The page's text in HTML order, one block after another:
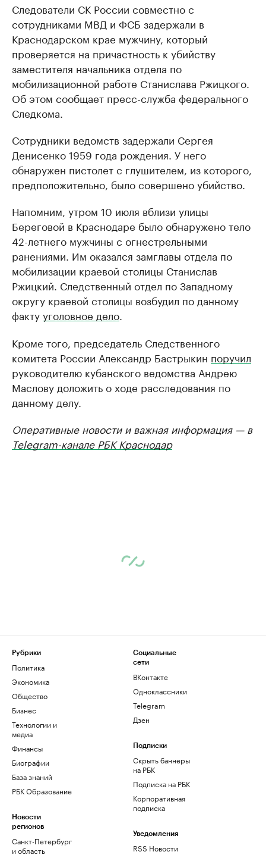
Следователи СК России совместно с
сотрудниками МВД и ФСБ задержали в
Краснодарском крае мужчину, который
проверяется на причастность к убийству
заместителя начальника отдела по
мобилизационной работе Станислава Ржицкого.
Об этом сообщает пресс-служба федерального
Следкома.
Сотрудники ведомств задержали Сергея
Денисенко 1959 года рождения. У него
обнаружен пистолет с глушителем, из которого,
предположительно, было совершено убийство.
Напомним, утром 10 июля вблизи улицы
Береговой в Краснодаре было обнаружено тело
42-летнего мужчины с огнестрельными
ранениями. Им оказался замглавы отдела по
мобилизации краевой столицы Станислав
Ржицкий. Следственный отдел по Западному
округу краевой столицы возбудил по данному
фактууголовное дело
Кроме того, председатель Следственного
комитета России Александр Бастрыкин поручил
руководителю кубанского ведомства Андрею
Маслову доложить о ходе расследования по
данному делу.
Оперативные новости и важная информация — в
Telegram-канале РБК Краснодар
Рубрики
Политика
Экономика
Общество
Бизнес
Технологии и
медиа
Финансы
Биографии
База знаний
РБК Образование
Новости
регионов
Санкт-Петербург
и область
Социальные
сети
ВКонтакте
Одноклассники
Telegram
Дзен
Подписки
Скрыть баннеры
на РБК
Подписка на РБК
Корпоративная
подписка
Уведомления
RSS Новости